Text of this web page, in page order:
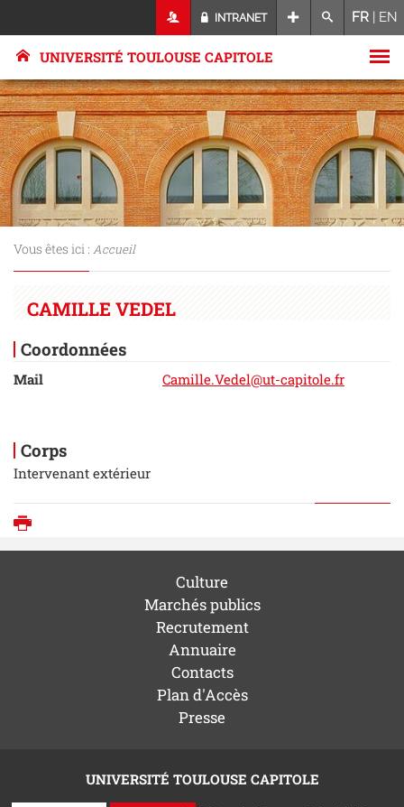
INTRANET FR | EN
UNIVERSITÉ TOULOUSE CAPITOLE
Vous êtes ici : Accueil
CAMILLE VEDEL
Coordonnées
Mail Camille.Vedel@ut-capitole.fr
Corps
Intervenant extérieur
Culture
Marchés publics
Recrutement
Annuaire
Contacts
Plan d'Accès
Presse
UNIVERSITÉ TOULOUSE CAPITOLE